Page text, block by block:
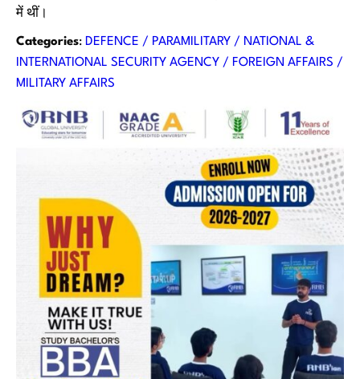
में थीं।
Categories: DEFENCE / PARAMILITARY / NATIONAL &
INTERNATIONAL SECURITY AGENCY / FOREIGN AFFAIRS /
MILITARY AFFAIRS